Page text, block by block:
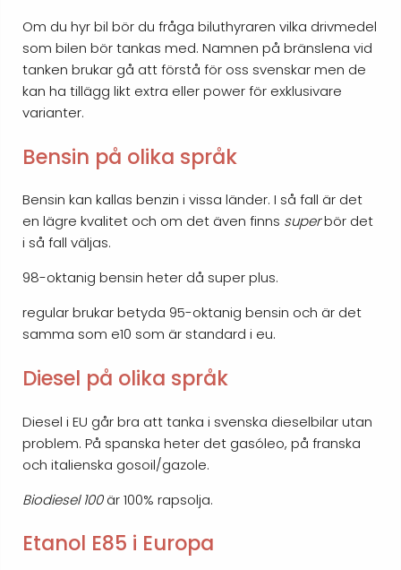
Om du hyr bil bör du fråga biluthyraren vilka drivmedel
som bilen bör tankas med. Namnen på bränslena vid
tanken brukar gå att förstå för oss svenskar men de
kan ha tillägg likt extra eller power för exklusivare
varianter.
Bensin på olika språk
Bensin kan kallas benzin i vissa länder. I så fall är det
en lägre kvalitet och om det även finns superbör det
i så fall väljas.
98-oktanig bensin heter då super plus.
regular brukar betyda 95-oktanig bensin och är det
samma som e10 som är standard i eu.
Diesel på olika språk
Diesel i EU går bra att tanka i svenska dieselbilar utan
problem. På spanska heter det gasóleo, på franska
och italienska gosoil/gazole.
Biodiesel 100är 100% rapsolja.
Etanol E85 i Europa